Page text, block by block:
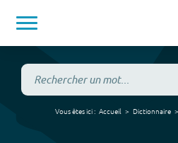
Vous êtes ici : Accueil Dictionnaire